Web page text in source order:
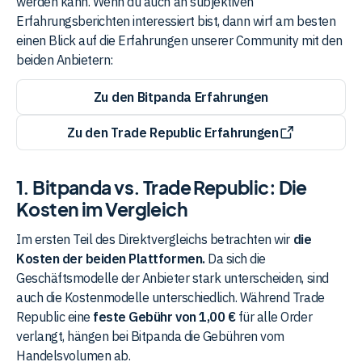
Erfahrungsberichten interessiert bist, dann wirf am besten
einen Blick auf die Erfahrungen unserer Community mit den
beiden Anbietern:
Zu den Bitpanda Erfahrungen
Zu den Trade Republic Erfahrungen
1. Bitpanda vs. Trade Republic: Die
Kosten im Vergleich
Im ersten Teil des Direktvergleichs betrachten wir die
Kosten der beiden Plattformen.Da sich die
Geschäftsmodelle der Anbieter stark unterscheiden, sind
auch die Kostenmodelle unterschiedlich. Während Trade
Republic eine feste Gebühr von 1,00 €für alle Order
verlangt, hängen bei Bitpanda die Gebühren vom
Handelsvolumen ab.